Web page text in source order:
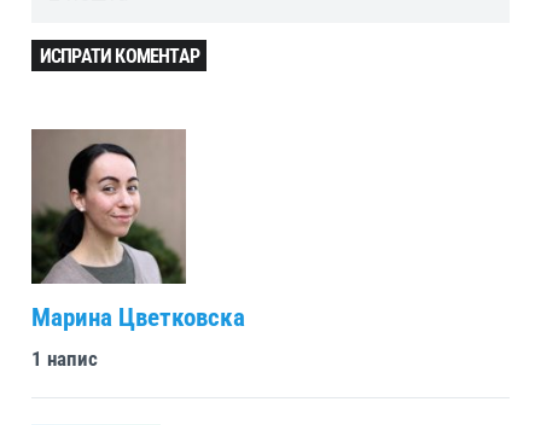
ИСПРАТИ КОМЕНТАР
Марина Цветковска
1 напис